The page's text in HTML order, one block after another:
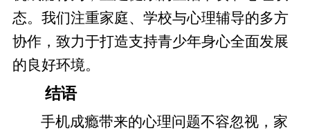
态。我们注重家庭、学校与心理辅导的多方
协作，致力于打造支持青少年身心全面发展
的良好环境。
结语
手机成瘾带来的心理问题不容忽视，家